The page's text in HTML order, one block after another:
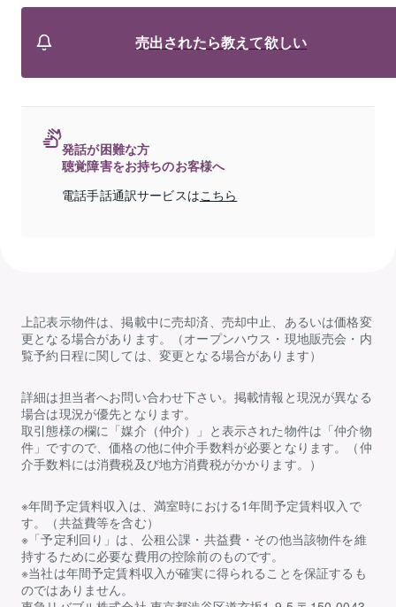
売出されたら教えて欲しい
発話が困難な方
聴覚障害をお持ちのお客様へ
電話手話通訳サービスはこちら
上記表示物件は、掲載中に売却済、売却中止、あるいは価格変
更となる場合があります。（オープンハウス・現地販売会・内
覧予約日程に関しては、変更となる場合があります）
詳細は担当者へお問い合わせ下さい。掲載情報と現況が異なる
場合は現況が優先となります。
取引態様の欄に「媒介（仲介）」と表示された物件は「仲介物
件」ですので、価格の他に仲介手数料が必要となります。（仲
介手数料には消費税及び地方消費税がかかります。）
※年間予定賃料収入は、満室時における1年間予定賃料収入で
す。（共益費等を含む）
※「予定利回り」は、公租公課・共益費・その他当該物件を維
持するために必要な費用の控除前のものです。
※当社は年間予定賃料収入が確実に得られることを保証するも
のではありません。